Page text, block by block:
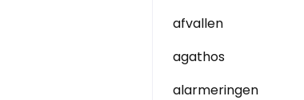
afvallen
agathos
alarmeringen